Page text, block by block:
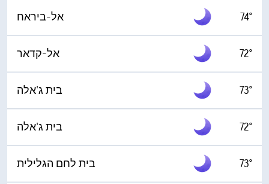
אל-ביראח 74°
אל-קדאר 72°
בית ג'אלה 73°
בית ג'אלה 72°
בית לחם הגלילית 73°